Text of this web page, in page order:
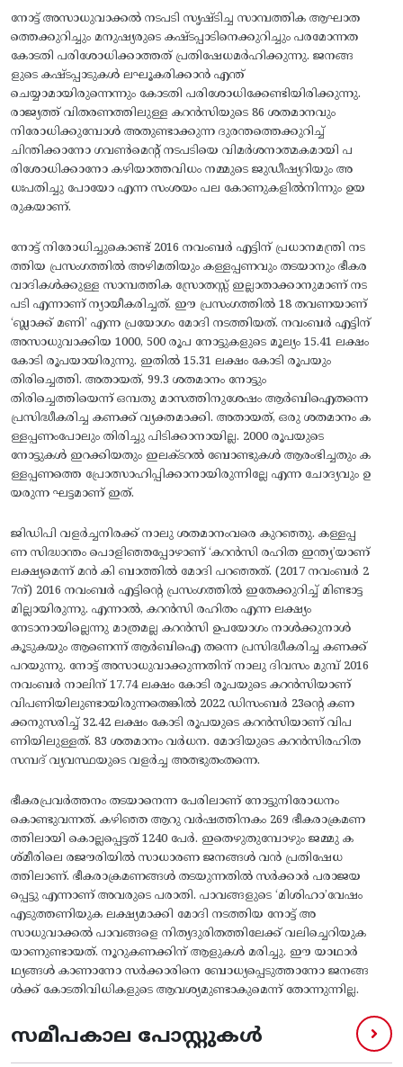
നോട്ട് അസാധുവാക്കൽ നടപടി സൃഷ്ടിച്ച സാമ്പത്തിക ആഘാത
ത്തെക്കുറിച്ചും മനുഷ്യരുടെ കഷ്ടപ്പാടിനെക്കുറിച്ചും പരമോന്നത
കോടതി പരിശോധിക്കാത്തത്‌ പ്രതിഷേധമർഹിക്കുന്നു. ജനങ്ങ
ളുടെ കഷ്ടപ്പാടുകൾ ലഘൂകരിക്കാൻ എന്ത്
ചെയ്യാമായിരുന്നെന്നും കോടതി പരിശോധിക്കേണ്ടിയിരിക്കുന്നു.
രാജ്യത്ത് വിതരണത്തിലുള്ള കറൻസിയുടെ 86 ശതമാനവും
നിരോധിക്കുമ്പോൾ അതുണ്ടാക്കുന്ന ദുരന്തത്തെക്കുറിച്ച്
ചിന്തിക്കാനോ ഗവൺമെന്റ്‌ നടപടിയെ വിമർശനാത്മകമായി പ
രിശോധിക്കാനോ കഴിയാത്തവിധം നമ്മുടെ ജുഡീഷ്യറിയും അ
ധഃപതിച്ചു പോയോ എന്ന സംശയം പല കോണുകളിൽനിന്നും ഉയ
രുകയാണ്.
നോട്ട്‌ നിരോധിച്ചുകൊണ്ട് 2016 നവംബർ എട്ടിന് പ്രധാനമന്ത്രി നട
ത്തിയ പ്രസംഗത്തിൽ അഴിമതിയും കള്ളപ്പണവും തടയാനും ഭീകര
വാദികൾക്കുള്ള സാമ്പത്തിക സ്രോതസ്സ് ഇല്ലാതാക്കാനുമാണ് നട
പടി എന്നാണ് ന്യായീകരിച്ചത്. ഈ പ്രസംഗത്തിൽ 18 തവണയാണ്
‘ബ്ലാക്ക് മണി’ എന്ന പ്രയോഗം മോദി നടത്തിയത്. നവംബർ എട്ടിന്‌
അസാധുവാക്കിയ 1000, 500 രൂപ നോട്ടുകളുടെ മൂല്യം 15.41 ലക്ഷം
കോടി രൂപയായിരുന്നു. ഇതിൽ 15.31 ലക്ഷം കോടി രൂപയും
തിരിച്ചെത്തി. അതായത്, 99.3 ശതമാനം നോട്ടും
തിരിച്ചെത്തിയെന്ന്‌ ഒമ്പതു മാസത്തിനുശേഷം ആർബിഐതന്നെ
പ്രസിദ്ധീകരിച്ച കണക്ക്‌ വ്യക്തമാക്കി. അതായത്, ഒരു ശതമാനം ക
ള്ളപ്പണംപോലും തിരിച്ചു പിടിക്കാനായില്ല. 2000 രൂപയുടെ
നോട്ടുകൾ ഇറക്കിയതും ഇലക്ടറൽ ബോണ്ടുകൾ ആരംഭിച്ചതും ക
ള്ളപ്പണത്തെ പ്രോത്സാഹിപ്പിക്കാനായിരുന്നില്ലേ എന്ന ചോദ്യവും ഉ
യരുന്ന ഘട്ടമാണ് ഇത്.
ജിഡിപി വളർച്ചനിരക്ക് നാലു ശതമാനംവരെ കുറഞ്ഞു. കള്ളപ്പ
ണ സിദ്ധാന്തം പൊളിഞ്ഞപ്പോഴാണ് ‘കറൻസി രഹിത ഇന്ത്യ’യാണ്‌
ലക്ഷ്യമെന്ന് മൻ കി ബാത്തിൽ മോദി പറഞ്ഞത്. (2017 നവംബർ 2
7ന്‌) 2016 നവംബർ എട്ടിന്റെ പ്രസംഗത്തിൽ ഇതേക്കുറിച്ച് മിണ്ടാട്ട
മില്ലായിരുന്നു. എന്നാൽ, കറൻസി രഹിതം എന്ന ലക്ഷ്യം
നേടാനായില്ലെന്നു മാത്രമല്ല കറൻസി ഉപയോഗം നാൾക്കുനാൾ
കൂടുകയും ആണെന്ന്‌ ആർബിഐ തന്നെ പ്രസിദ്ധീകരിച്ച കണക്ക്‌
പറയുന്നു. നോട്ട് അസാധുവാക്കുന്നതിന്‌ നാലു ദിവസം മുമ്പ് 2016
നവംബർ നാലിന്‌ 17.74 ലക്ഷം കോടി രൂപയുടെ കറൻസിയാണ്‌
വിപണിയിലുണ്ടായിരുന്നതെങ്കിൽ 2022 ഡിസംബർ 23ന്റെ കണ
ക്കനുസരിച്ച്‌ 32.42 ലക്ഷം കോടി രൂപയുടെ കറൻസിയാണ്‌ വിപ
ണിയിലുള്ളത്‌. 83 ശതമാനം വർധന. മോദിയുടെ കറൻസിരഹിത
സമ്പദ് വ്യവസ്ഥയുടെ വളർച്ച അത്ഭുതംതന്നെ.
ഭീകരപ്രവർത്തനം തടയാനെന്ന പേരിലാണ്‌ നോട്ടുനിരോധനം
കൊണ്ടുവന്നത്‌. കഴിഞ്ഞ ആറു വർഷത്തിനകം 269 ഭീകരാക്രമണ
ത്തിലായി കൊല്ലപ്പെട്ടത് 1240 പേർ. ഇതെഴുതുമ്പോഴും ജമ്മു ക
ശ്മീരിലെ രജൗരിയിൽ സാധാരണ ജനങ്ങൾ വൻ പ്രതിഷേധ
ത്തിലാണ്. ഭീകരാക്രമണങ്ങൾ തടയുന്നതിൽ സർക്കാർ പരാജയ
പ്പെട്ടു എന്നാണ് അവരുടെ പരാതി. പാവങ്ങളുടെ ‘മിശിഹാ’വേഷം
എടുത്തണിയുക ലക്ഷ്യമാക്കി മോദി നടത്തിയ നോട്ട് അ
സാധുവാക്കൽ പാവങ്ങളെ നിത്യദുരിതത്തിലേക്ക്‌ വലിച്ചെറിയുക
യാണുണ്ടായത്‌. നൂറുകണക്കിന് ആളുകൾ മരിച്ചു. ഈ യാഥാർ
ഥ്യങ്ങൾ കാണാനോ സർക്കാരിനെ ബോധ്യപ്പെടുത്താനോ ജനങ്ങ
ൾക്ക് കോടതിവിധികളുടെ ആവശ്യമുണ്ടാകുമെന്ന് തോന്നുന്നില്ല.
സമീപകാല പോസ്റ്റുകൾ